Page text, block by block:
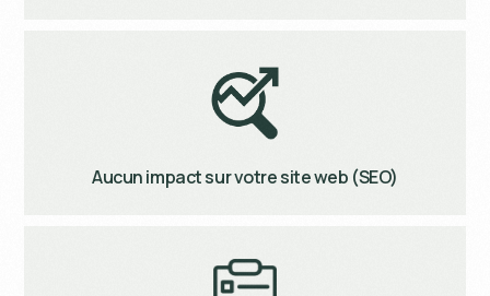
Aucun impact sur votre site web (SEO)